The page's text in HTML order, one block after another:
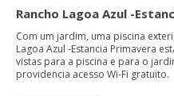
Rancho Lagoa Azul -
Com um jardim, uma piscina
Lagoa Azul -Estancia Primavera
vistas para a piscina e para o
providencia acesso Wi-Fi gratuito.